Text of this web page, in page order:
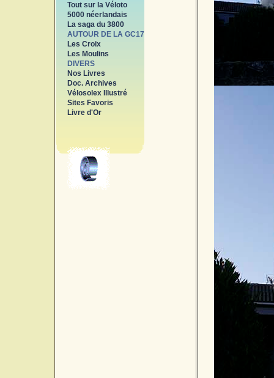
Tout sur la Véloto
5000 néerlandais
La saga du 3800
AUTOUR DE LA GC17
Les Croix
Les Moulins
DIVERS
Nos Livres
Doc. Archives
Vélosolex Illustré
Sites Favoris
Livre d'Or